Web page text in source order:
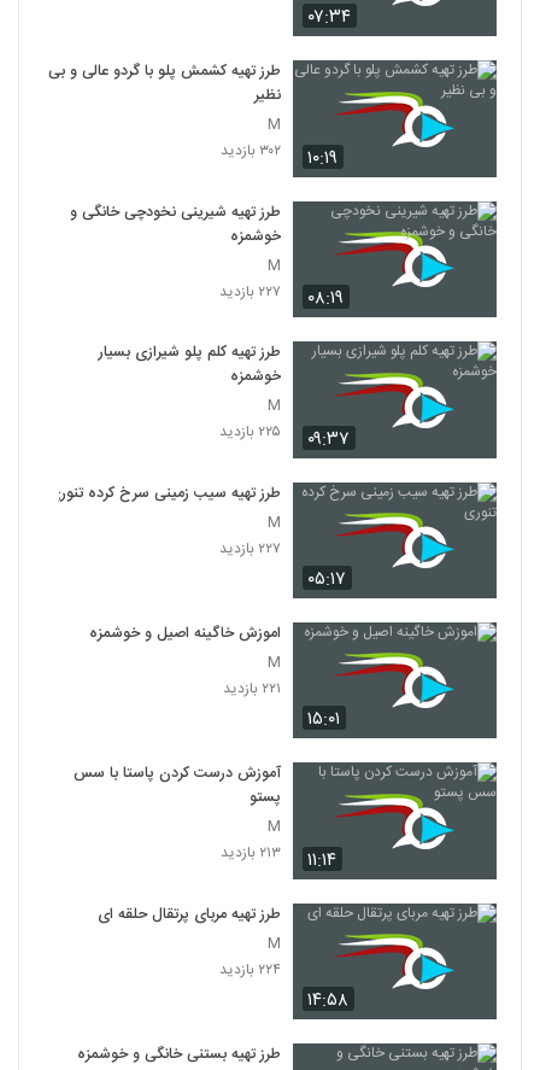
۰۷:۳۴
۱۰:۱۹
طرز تهیه کشمش پلو با گردو عالی و بی
نظیر
M
۳۰۲ بازدید
۰۸:۱۹
طرز تهیه شیرینی نخودچی خانگی و
خوشمزه
M
۲۲۷ بازدید
۰۹:۳۷
طرز تهیه کلم پلو شیرازی بسیار
خوشمزه
M
۲۲۵ بازدید
۰۵:۱۷
طرز تهیه سیب زمینی سرخ کرده تنوری
M
۲۲۷ بازدید
۱۵:۰۱
اموزش خاگینه اصیل و خوشمزه
M
۲۲۱ بازدید
۱۱:۱۴
آموزش درست کردن پاستا با سس
پستو
M
۲۱۳ بازدید
۱۴:۵۸
طرز تهیه مربای پرتقال حلقه ای
M
۲۲۴ بازدید
طرز تهیه بستنی خانگی و خوشمزه